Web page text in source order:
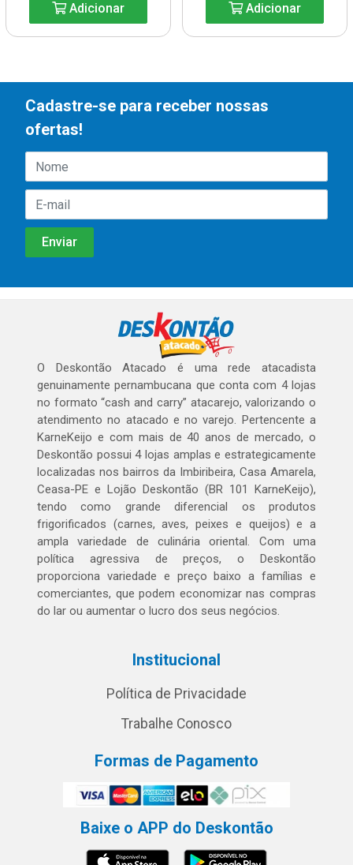
Adicionar Adicionar
Cadastre-se para receber nossas
ofertas!
O Deskontão Atacado é uma rede atacadista
genuinamente pernambucana que conta com 4 lojas
no formato “cash and carry” atacarejo, valorizando o
atendimento no atacado e no varejo. Pertencente a
KarneKeijo e com mais de 40 anos de mercado, o
Deskontão possui 4 lojas amplas e estrategicamente
localizadas nos bairros da Imbiribeira, Casa Amarela,
Ceasa-PE e Lojão Deskontão (BR 101 KarneKeijo),
tendo como grande diferencial os produtos
frigorificados (carnes, aves, peixes e queijos) e a
ampla variedade de culinária oriental. Com uma
política agressiva de preços, o Deskontão
proporciona variedade e preço baixo a famílias e
comerciantes, que podem economizar nas compras
do lar ou aumentar o lucro dos seus negócios.
Institucional
Política de Privacidade
Trabalhe Conosco
Formas de Pagamento
Baixe o APP do Deskontão